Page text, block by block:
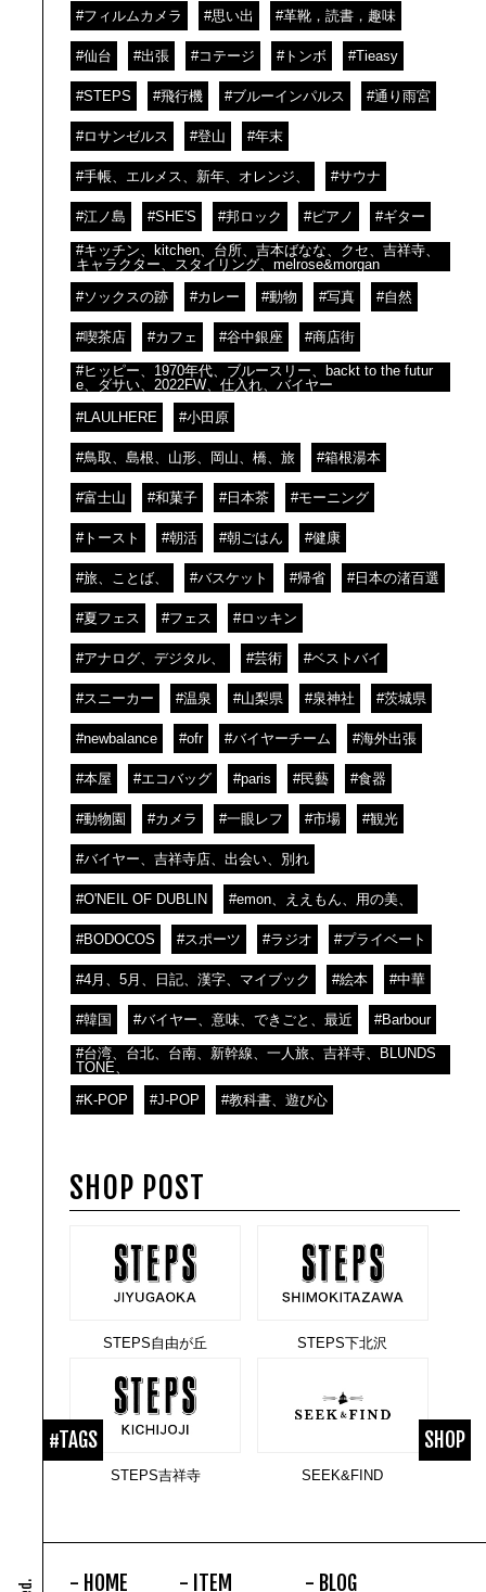
#TAGS SHOP
#フィルムカメラ #思い出 #革靴，読書，趣味
#仙台 #出張 #コテージ #トンボ #Tieasy
#STEPS #飛行機 #ブルーインパルス #通り雨宮
#ロサンゼルス #登山 #年末
#手帳、エルメス、新年、オレンジ、 #サウナ
#江ノ島 #SHE'S #邦ロック #ピアノ #ギター
#キッチン、kitchen、台所、吉本ばなな、クセ、吉祥寺、
キャラクター、スタイリング、melrose&morgan
#ソックスの跡 #カレー #動物 #写真 #自然
#喫茶店 #カフェ #谷中銀座 #商店街
#ヒッピー、1970年代、ブルースリー、backt to the futur
e、ダサい、2022FW、仕入れ、バイヤー
#LAULHERE #小田原
#鳥取、島根、山形、岡山、橋、旅 #箱根湯本
#富士山 #和菓子 #日本茶 #モーニング
#トースト #朝活 #朝ごはん #健康
#旅、ことば、 #バスケット #帰省 #日本の渚百選
#夏フェス #フェス #ロッキン
#アナログ、デジタル、 #芸術 #ベストバイ
#スニーカー #温泉 #山梨県 #泉神社 #茨城県
#newbalance #ofr #バイヤーチーム #海外出張
#本屋 #エコバッグ #paris #民藝 #食器
#動物園 #カメラ #一眼レフ #市場 #観光
#バイヤー、吉祥寺店、出会い、別れ
#O'NEIL OF DUBLIN #emon、ええもん、用の美、
#BODOCOS #スポーツ #ラジオ #プライベート
#4月、5月、日記、漢字、マイブック #絵本 #中華
#韓国 #バイヤー、意味、できごと、最近 #Barbour
#台湾、台北、台南、新幹線、一人旅、吉祥寺、BLUNDS
TONE、
#K-POP #J-POP #教科書、遊び心
SHOP POST
STEPS自由が丘 STEPS下北沢
STEPS吉祥寺 SEEK&FIND
HOME ITEM BLOG